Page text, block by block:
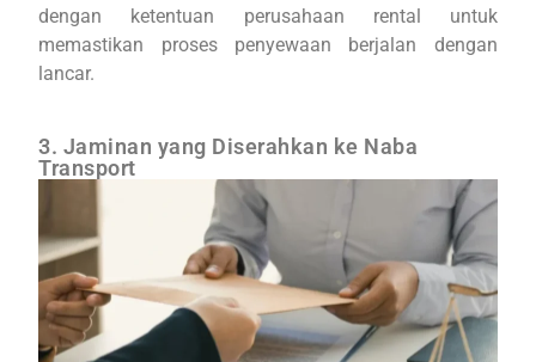
dengan ketentuan perusahaan rental untuk
memastikan proses penyewaan berjalan dengan
lancar.
3. Jaminan yang Diserahkan ke Naba
Transport